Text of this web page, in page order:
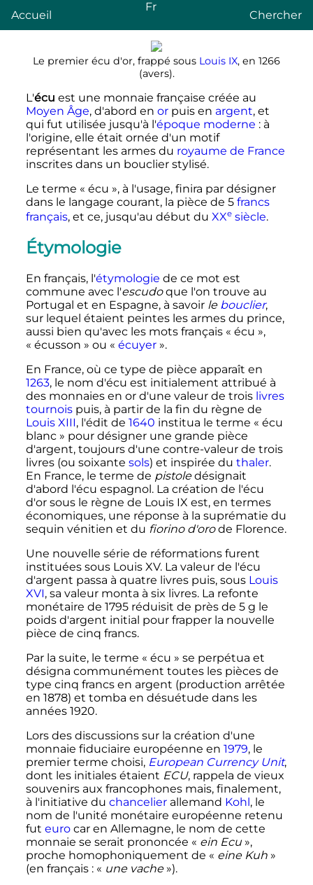
Accueil
Fr
Chercher
Le premier écu d'or, frappé sous Louis IX, en 1266
(avers).
L'écu est une monnaie française créée au
Moyen Âge, d'abord en orpuis en argent, et
qui fut utilisée jusqu'à l'époque moderne : à
l'origine, elle était ornée d'un motif
représentant les armes du royaume de France
inscrites dans un bouclier stylisé.
Le terme « écu », à l'usage, finira par désigner
dans le langage courant, la pièce de 5 francs
français, et ce, jusqu'au début du XXesiècle.
Étymologie
En français, l'étymologie de ce mot est
commune avec l′escudoque l'on trouve au
Portugal et en Espagne, à savoir le bouclier,
sur lequel étaient peintes les armes du prince,
aussi bien qu'avec les mots français « écu »,
« écusson » ou « écuyer ».
En France, où ce type de pièce apparaît en
1263, le nom d'écu est initialement attribué à
des monnaies en or d'une valeur de trois livres
tournoispuis, à partir de la fin du règne de
Louis XIII, l'édit de 1640 institua le terme « écu
blanc » pour désigner une grande pièce
d'argent, toujours d'une contre-valeur de trois
livres (ou soixante sols) et inspirée du thaler.
En France, le terme de pistoledésignait
d'abord l'écu espagnol. La création de l'écu
d'or sous le règne de Louis IX est, en termes
économiques, une réponse à la suprématie du
sequin vénitien et du fiorino d'orode Florence.
Une nouvelle série de réformations furent
instituées sous Louis XV. La valeur de l'écu
d'argent passa à quatre livres puis, sous Louis
XVI, sa valeur monta à six livres. La refonte
monétaire de 1795 réduisit de près de 5 g le
poids d'argent initial pour frapper la nouvelle
pièce de cinq francs.
Par la suite, le terme « écu » se perpétua et
désigna communément toutes les pièces de
type cinq francs en argent (production arrêtée
en 1878) et tomba en désuétude dans les
années 1920.
Lors des discussions sur la création d'une
monnaie fiduciaire européenne en 1979, le
premier terme choisi, European Currency Unit,
dont les initiales étaient ECU, rappela de vieux
souvenirs aux francophones mais, finalement,
à l'initiative du chancelierallemand Kohl, le
nom de l'unité monétaire européenne retenu
fut eurocar en Allemagne, le nom de cette
monnaie se serait prononcée « ein Ecu»,
proche homophoniquement de « eine Kuh»
(en français : « une vache»).